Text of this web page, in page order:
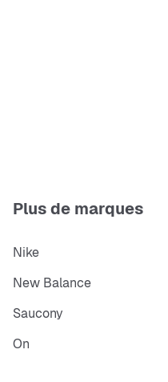
Plus de marques
Nike
New Balance
Saucony
On